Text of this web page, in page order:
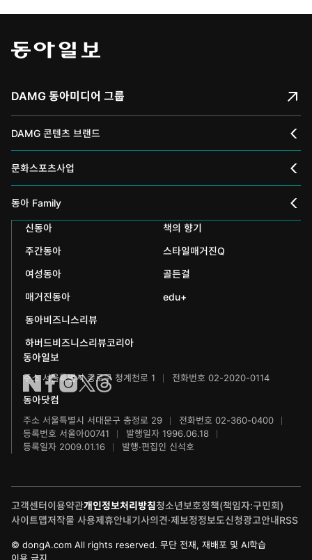
DAMG 동아미디어 그룹
DAMG 콘텐츠 브랜드
채널A
스포츠동아
어린이동아
에듀동아
어린이과학동아
수학동아
어린이수학동아
IT동아
문화스포츠사업
동아 신춘문예
동아국악콩쿠르
동아뮤지컬콩쿠르
동아무용콩쿠르
동아주니어음악콩쿠르
동아주니어국악콩쿠르
동아마라톤
동아연극상
제주 국제사진공모전
동아 Family
인촌기념회
신문박물관
화정평화재단
하서학술재단
신동아
책의 향기
주간동아
스타일매거진Q
여성동아
골든걸
매거진동아
edu+
동아비즈니스리뷰
하버드비즈니스리뷰코리아
동아일보
주소 서울특별시 종로구 청계천로 1 전화번호 02-2020-0114
동아닷컴
주소 서울특별시 서대문구 충정로 29
전화번호 02-360-0400
등록번호 서울아00741
발행일자 1996.06.18
등록일자 2009.01.16
발행·편집인 신석호
고객센터이용약관개인정보처리방침청소년보호정책(책임자:구민회)
사이트맵저작물 사용제휴안내기사의견·제보정정보도신청광고안내RSS
© dongA.com All rights reserved. 무단 전재, 재배포 및 AI학습